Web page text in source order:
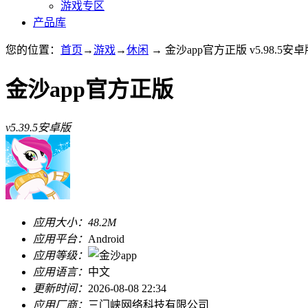
游戏专区
产品库
您的位置： 首页 →游戏→休闲 → 金沙app官方正版 v5.98.5安卓
金沙app官方正版
v5.39.5安卓版
应用大小： 48.2M
应用平台： Android
应用等级：
应用语言： 中文
更新时间： 2026-08-08 22:34
应用厂商： 三门峡网络科技有限公司